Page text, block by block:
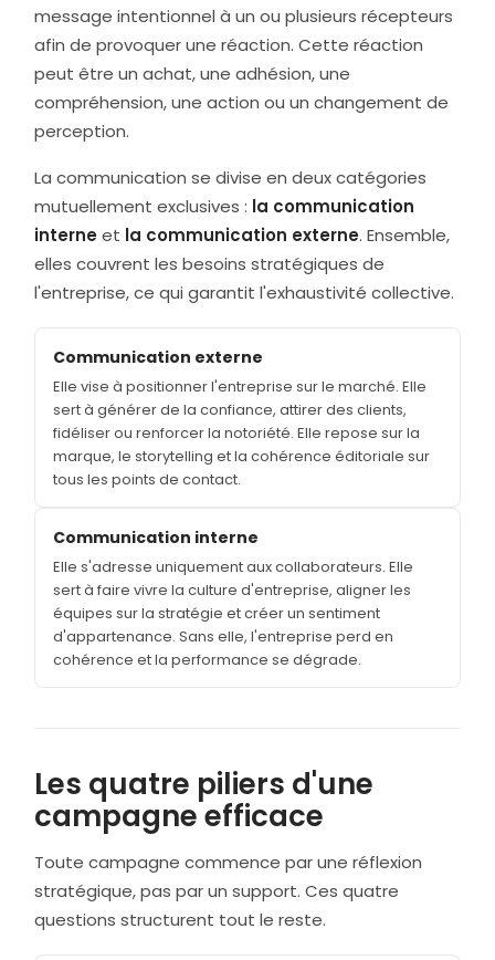
message intentionnel à un ou plusieurs récepteurs
afin de provoquer une réaction. Cette réaction
peut être un achat, une adhésion, une
compréhension, une action ou un changement de
perception.
La communication se divise en deux catégories
mutuellement exclusives : la communication
interneet la communication externe. Ensemble,
elles couvrent les besoins stratégiques de
l'entreprise, ce qui garantit l'exhaustivité collective.
Communication externe
Elle vise à positionner l'entreprise sur le marché. Elle
sert à générer de la confiance, attirer des clients,
fidéliser ou renforcer la notoriété. Elle repose sur la
marque, le storytelling et la cohérence éditoriale sur
tous les points de contact.
Communication interne
Elle s'adresse uniquement aux collaborateurs. Elle
sert à faire vivre la culture d'entreprise, aligner les
équipes sur la stratégie et créer un sentiment
d'appartenance. Sans elle, l'entreprise perd en
cohérence et la performance se dégrade.
Les quatre piliers d'une
campagne efficace
Toute campagne commence par une réflexion
stratégique, pas par un support. Ces quatre
questions structurent tout le reste.